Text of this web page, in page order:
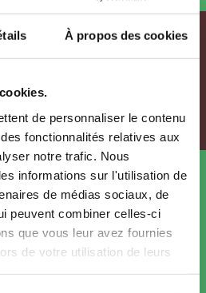
À propos des cookies
de personnaliser le contenu
fonctionnalités relatives aux
notre trafic. Nous
informations sur l'utilisation de
de médias sociaux, de
peuvent combiner celles-ci
que vous leur avez fournies
de votre utilisation de leurs
du zoo
Ardèche
Infos pratiques